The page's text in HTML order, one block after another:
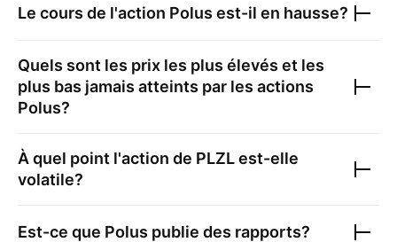
Le cours de l'action Polus est-il en hausse?
Quels sont les prix les plus élevés et les
plus bas jamais atteints par les actions
Polus?
À quel point l'action de PLZLest-elle
volatile?
Est-ce que Polus publie des rapports?